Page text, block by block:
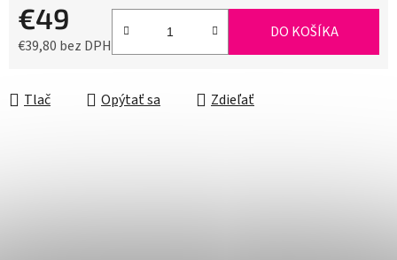
€49
€39,80 bez DPH
DO KOŠÍKA
Tlač Opýtať sa Zdieľať